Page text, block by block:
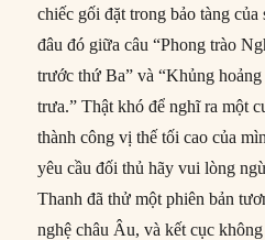
chiếc gối đặt trong bảo tàng
đâu đó giữa câu “Phong trào
trước thứ Ba” và “Khủng
trưa.” Thật khó để nghĩ ra một
thành công vị thế tối cao của
yêu cầu đối thủ hãy vui lòng
Thanh đã thử một phiên bản
nghệ châu Âu, và kết cục